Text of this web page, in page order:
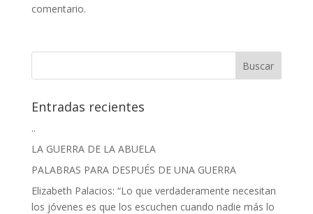
comentario.
Entradas recientes
..
LA GUERRA DE LA ABUELA
PALABRAS PARA DESPUÉS DE UNA GUERRA
Elizabeth Palacios: “Lo que verdaderamente necesitan
los jóvenes es que los escuchen cuando nadie más lo